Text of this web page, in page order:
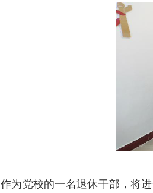
作为党校的一名退休干部，将